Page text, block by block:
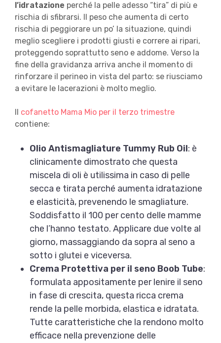
l’idratazione perché la pelle adesso “tira” di più e
rischia di sfibrarsi. Il peso che aumenta di certo
rischia di peggiorare un po’ la situazione, quindi
meglio scegliere i prodotti giusti e correre ai ripari,
proteggendo soprattutto seno e addome. Verso la
fine della gravidanza arriva anche il momento di
rinforzare il perineo in vista del parto: se riusciamo
a evitare le lacerazioni è molto meglio.
cofanetto Mama Mio per il terzo trimestre
contiene:
Olio Antismagliature Tummy Rub Oil: è
clinicamente dimostrato che questa
miscela di oli è utilissima in caso di pelle
secca e tirata perché aumenta idratazione
e elasticità, prevenendo le smagliature.
Soddisfatto il 100 per cento delle mamme
che l’hanno testato. Applicare due volte al
giorno, massaggiando da sopra al seno a
sotto i glutei e viceversa.
Crema Protettiva per il seno Boob Tube:
formulata appositamente per lenire il seno
in fase di crescita, questa ricca crema
rende la pelle morbida, elastica e idratata.
Tutte caratteristiche che la rendono molto
efficace nella prevenzione delle